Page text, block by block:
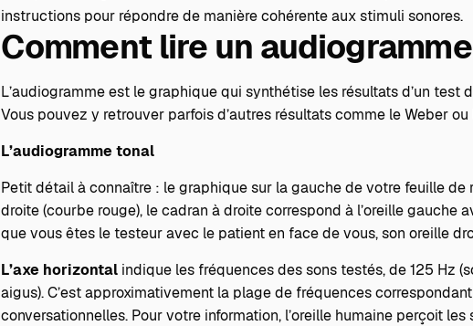
instructions pour répondre de manière cohérente aux stimuli sonores.
Comment lire un audiogramme
L’audiogramme est le graphique qui synthétise les résultats d’un test
Vous pouvez y retrouver parfois d’autres résultats comme le Weber
L’audiogramme tonal
Petit détail à connaître : le graphique sur la gauche de votre feuille de
droite (courbe rouge), le cadran à droite correspond à l’oreille gauche
que vous êtes le testeur avec le patient en face de vous, son oreille
L’axe horizontal indique les fréquences des sons testés, de 125 Hz
aigus). C’est approximativement la plage de fréquences
conversationnelles. Pour votre information, l’oreille humaine perçoit